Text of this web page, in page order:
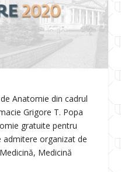
Anatomie din cadrul
Grigore T. Popa
gratuite pentru
admitere organizat de
Medicină